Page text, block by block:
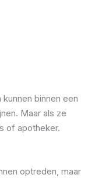
binnen een
Maar als ze
of apotheker.
optreden, maar